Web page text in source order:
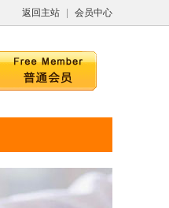
返回主站 会员中心